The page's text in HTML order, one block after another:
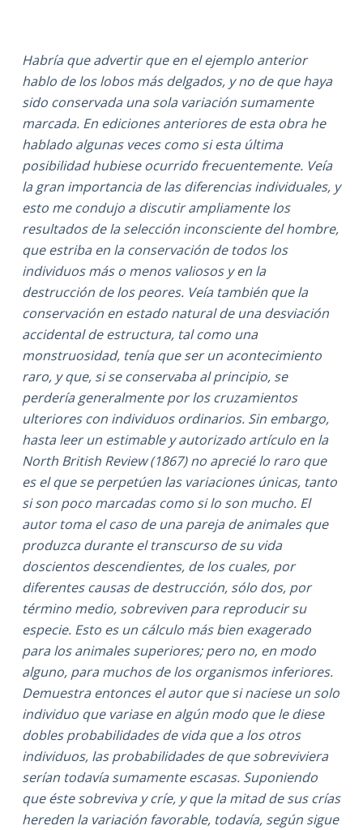
Habría que advertir que en el ejemplo anterior
hablo de los lobos más delgados, y no de que haya
sido conservada una sola variación sumamente
marcada. En ediciones anteriores de esta obra he
hablado algunas veces como si esta última
posibilidad hubiese ocurrido frecuentemente. Veía
la gran importancia de las diferencias individuales, y
esto me condujo a discutir ampliamente los
resultados de la selección inconsciente del hombre,
que estriba en la conservación de todos los
individuos más o menos valiosos y en la
destrucción de los peores. Veía también que la
conservación en estado natural de una desviación
accidental de estructura, tal como una
monstruosidad, tenía que ser un acontecimiento
raro, y que, si se conservaba al principio, se
perdería generalmente por los cruzamientos
ulteriores con individuos ordinarios. Sin embargo,
hasta leer un estimable y autorizado artículo en la
North British Review (1867) no aprecié lo raro que
es el que se perpetúen las variaciones únicas, tanto
si son poco marcadas como si lo son mucho. El
autor toma el caso de una pareja de animales que
produzca durante el transcurso de su vida
doscientos descendientes, de los cuales, por
diferentes causas de destrucción, sólo dos, por
término medio, sobreviven para reproducir su
especie. Esto es un cálculo más bien exagerado
para los animales superiores; pero no, en modo
alguno, para muchos de los organismos inferiores.
Demuestra entonces el autor que si naciese un solo
individuo que variase en algún modo que le diese
dobles probabilidades de vida que a los otros
individuos, las probabilidades de que sobreviviera
serían todavía sumamente escasas. Suponiendo
que éste sobreviva y críe, y que la mitad de sus crías
hereden la variación favorable, todavía, según sigue